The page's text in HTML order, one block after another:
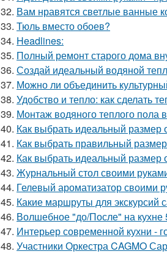
32. Вам нравятся светлые ванные
33. Тюль вместо обоев?
34. Headlines:
35. Полный ремонт старого дома
36. Создай идеальный водяной
37. Можно ли объединить
38. Удобство и тепло: как сделать
39. Монтаж водяного теплого пола
40. Как выбрать идеальный размер
41. Как выбрать правильный
42. Как выбрать идеальный размер
43. Журнальный стол своими
44. Гелевый ароматизатор своими
45. Какие маршруты для экскурсий
46. Волшебное "до/После" на кухне
47. Интерьер современной кухни -
48. Участники Оркестра CAGMO